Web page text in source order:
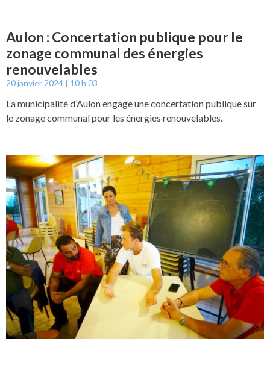
Aulon : Concertation publique pour le
zonage communal des énergies
renouvelables
20 janvier 2024 10 h 03
La municipalité d’Aulon engage une concertation publique sur
le zonage communal pour les énergies renouvelables.